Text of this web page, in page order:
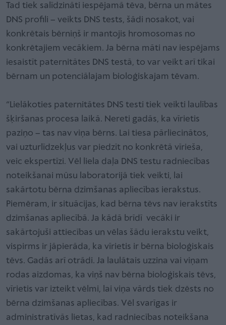
Tad tiek salīdzināti iespējamā tēva, bērna un mātes
DNS profili – veikts DNS tests, šādi nosakot, vai
konkrētais bērniņš ir mantojis hromosomas no
konkrētajiem vecākiem. Ja bērna māti nav iespējams
iesaistīt paternitātes DNS testā, to var veikt arī tikai
bērnam un potenciālajam bioloģiskajam tēvam.
“Lielākoties paternitātes DNS testi tiek veikti laulības
šķiršanas procesa laikā. Nereti gadās, ka vīrietis
paziņo – tas nav viņa bērns. Lai tiesa pārliecinātos,
vai uzturlīdzekļus var piedzīt no konkrētā vīrieša,
veic ekspertīzi. Vēl liela daļa DNS testu radniecības
noteikšanai mūsu laboratorijā tiek veikti, lai
sakārtotu bērna dzimšanas apliecības ierakstus.
Piemēram, ir situācijas, kad bērna tēvs nav ierakstīts
dzimšanas apliecībā. Ja kādā brīdī vecāki ir
sakārtojuši attiecības un vēlas šādu ierakstu veikt,
vispirms ir jāpierāda, ka vīrietis ir bērna bioloģiskais
tēvs. Gadās arī otrādi. Ja laulātais uzzina vai viņam
rodas aizdomas, ka viņš nav bērna bioloģiskais tēvs,
vīrietis var izteikt vēlmi, lai viņa vārds tiek dzēsts no
bērna dzimšanas apliecības. Vēl svarīgas ir
administratīvās lietas, kad radniecības noteikšana